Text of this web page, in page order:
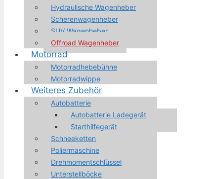
Hydraulische Wagenheber
Scherenwagenheber
SUV Wagenheber
Offroad Wagenheber
Motorrad
Motorradhebebühne
Motorradwippe
Weiteres Zubehör
Autobatterie
Autobatterie Ladegerät
Starthilfegerät
Schneeketten
Poliermaschine
Drehmomentschlüssel
Unterstellböcke